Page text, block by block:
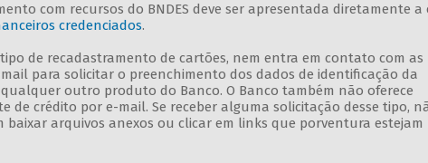
com recursos do BNDES deve ser apresentada diretamente a
credenciados.
de recadastramento de cartões, nem entra em contato com as
para solicitar o preenchimento dos dados de identificação da
qualquer outro produto do Banco. O Banco também não oferece
de crédito por e-mail. Se receber alguma solicitação desse tipo,
baixar arquivos anexos ou clicar em links que porventura estejam